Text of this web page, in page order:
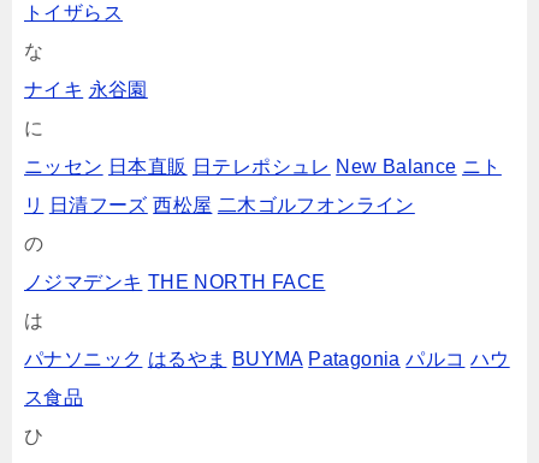
トイザらス
な
ナイキ 永谷園
に
ニッセン 日本直販 日テレポシュレ New Balance ニト
リ
日清フーズ 西松屋 二木ゴルフオンライン
の
ノジマデンキ THE NORTH FACE
は
パナソニック はるやま BUYMA Patagonia パルコ ハウ
ス食品
ひ